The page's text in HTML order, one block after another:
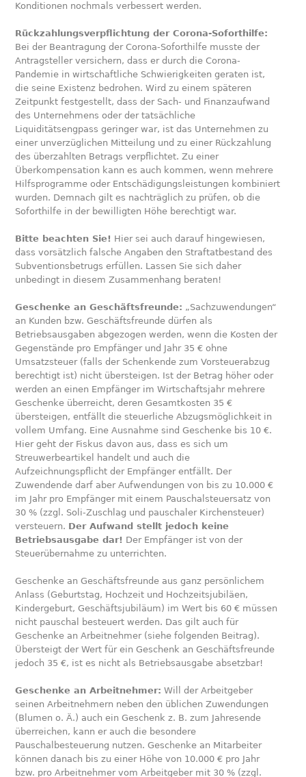
Konditionen nochmals verbessert werden.
Rückzahlungsverpflichtung der Corona-Soforthilfe:
Bei der Beantragung der Corona-Soforthilfe musste der
Antragsteller versichern, dass er durch die Corona-
Pandemie in wirtschaftliche Schwierigkeiten geraten ist,
die seine Existenz bedrohen. Wird zu einem späteren
Zeitpunkt festgestellt, dass der Sach- und Finanzaufwand
des Unternehmens oder der tatsächliche
Liquiditätsengpass geringer war, ist das Unternehmen zu
einer unverzüglichen Mitteilung und zu einer Rückzahlung
des überzahlten Betrags verpflichtet. Zu einer
Überkompensation kann es auch kommen, wenn mehrere
Hilfsprogramme oder Entschädigungsleistungen kombiniert
wurden. Demnach gilt es nachträglich zu prüfen, ob die
Soforthilfe in der bewilligten Höhe berechtigt war.
Bitte beachten Sie! Hier sei auch darauf hingewiesen,
dass vorsätzlich falsche Angaben den Straftatbestand des
Subventionsbetrugs erfüllen. Lassen Sie sich daher
unbedingt in diesem Zusammenhang beraten!
Geschenke an Geschäftsfreunde: „Sachzuwendungen“
an Kunden bzw. Geschäftsfreunde dürfen als
Betriebsausgaben abgezogen werden, wenn die Kosten der
Gegenstände pro Empfänger und Jahr 35 € ohne
Umsatzsteuer (falls der Schenkende zum Vorsteuerabzug
berechtigt ist) nicht übersteigen. Ist der Betrag höher oder
werden an einen Empfänger im Wirtschaftsjahr mehrere
Geschenke überreicht, deren Gesamtkosten 35 €
übersteigen, entfällt die steuerliche Abzugsmöglichkeit in
vollem Umfang. Eine Ausnahme sind Geschenke bis 10 €.
Hier geht der Fiskus davon aus, dass es sich um
Streuwerbeartikel handelt und auch die
Aufzeichnungspflicht der Empfänger entfällt. Der
Zuwendende darf aber Aufwendungen von bis zu 10.000 €
im Jahr pro Empfänger mit einem Pauschalsteuersatz von
30 % (zzgl. Soli-Zuschlag und pauschaler Kirchensteuer)
versteuern. Der Aufwand stellt jedoch keine
Betriebsausgabe dar! Der Empfänger ist von der
Steuerübernahme zu unterrichten.
Geschenke an Geschäftsfreunde aus ganz persönlichem
Anlass (Geburtstag, Hochzeit und Hochzeitsjubiläen,
Kindergeburt, Geschäftsjubiläum) im Wert bis 60 € müssen
nicht pauschal besteuert werden. Das gilt auch für
Geschenke an Arbeitnehmer (siehe folgenden Beitrag).
Übersteigt der Wert für ein Geschenk an Geschäftsfreunde
jedoch 35 €, ist es nicht als Betriebsausgabe absetzbar!
Geschenke an Arbeitnehmer: Will der Arbeitgeber
seinen Arbeitnehmern neben den üblichen Zuwendungen
(Blumen o. Ä.) auch ein Geschenk z. B. zum Jahresende
überreichen, kann er auch die besondere
Pauschalbesteuerung nutzen. Geschenke an Mitarbeiter
können danach bis zu einer Höhe von 10.000 € pro Jahr
bzw. pro Arbeitnehmer vom Arbeitgeber mit 30 % (zzgl.